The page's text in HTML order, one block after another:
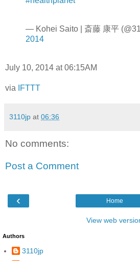
— Kohei Saito | 斎藤 康平
2014
July 10, 2014 at 06:15AM
via IFTTT
3110jp at 06:36
No comments:
Post a Comment
‹ Home
View web
Authors
3110jp